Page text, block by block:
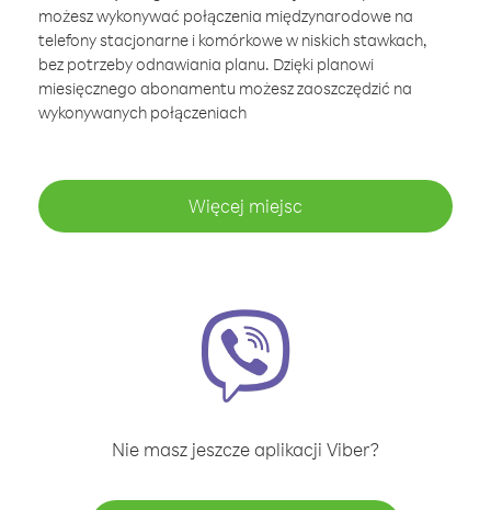
możesz wykonywać połączenia międzynarodowe na
telefony stacjonarne i komórkowe w niskich stawkach,
bez potrzeby odnawiania planu. Dzięki planowi
miesięcznego abonamentu możesz zaoszczędzić na
wykonywanych połączeniach
Więcej miejsc
Nie masz jeszcze aplikacji Viber?